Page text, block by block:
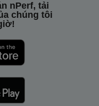
nPerf, tải
chúng tôi